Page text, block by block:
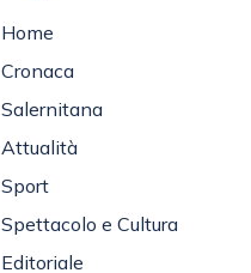
Cronaca
Salernitana
Attualità
Sport
Spettacolo e Cultura
Editoriale